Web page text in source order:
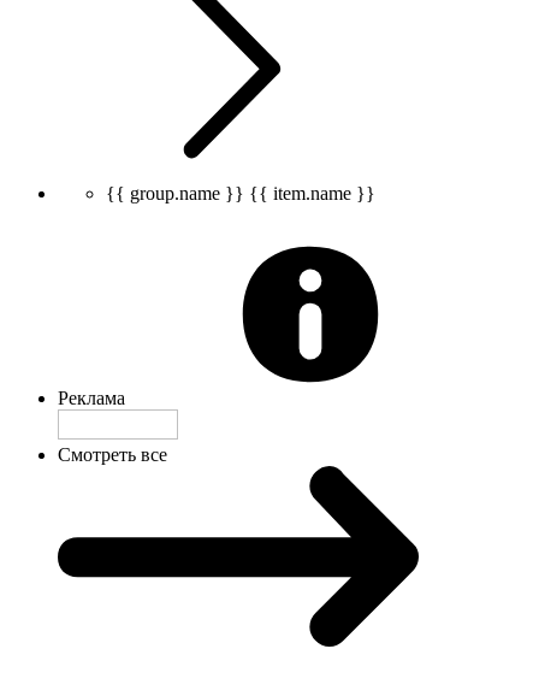
{{ group.name }} {{ item.name }}
Реклама
Смотреть все